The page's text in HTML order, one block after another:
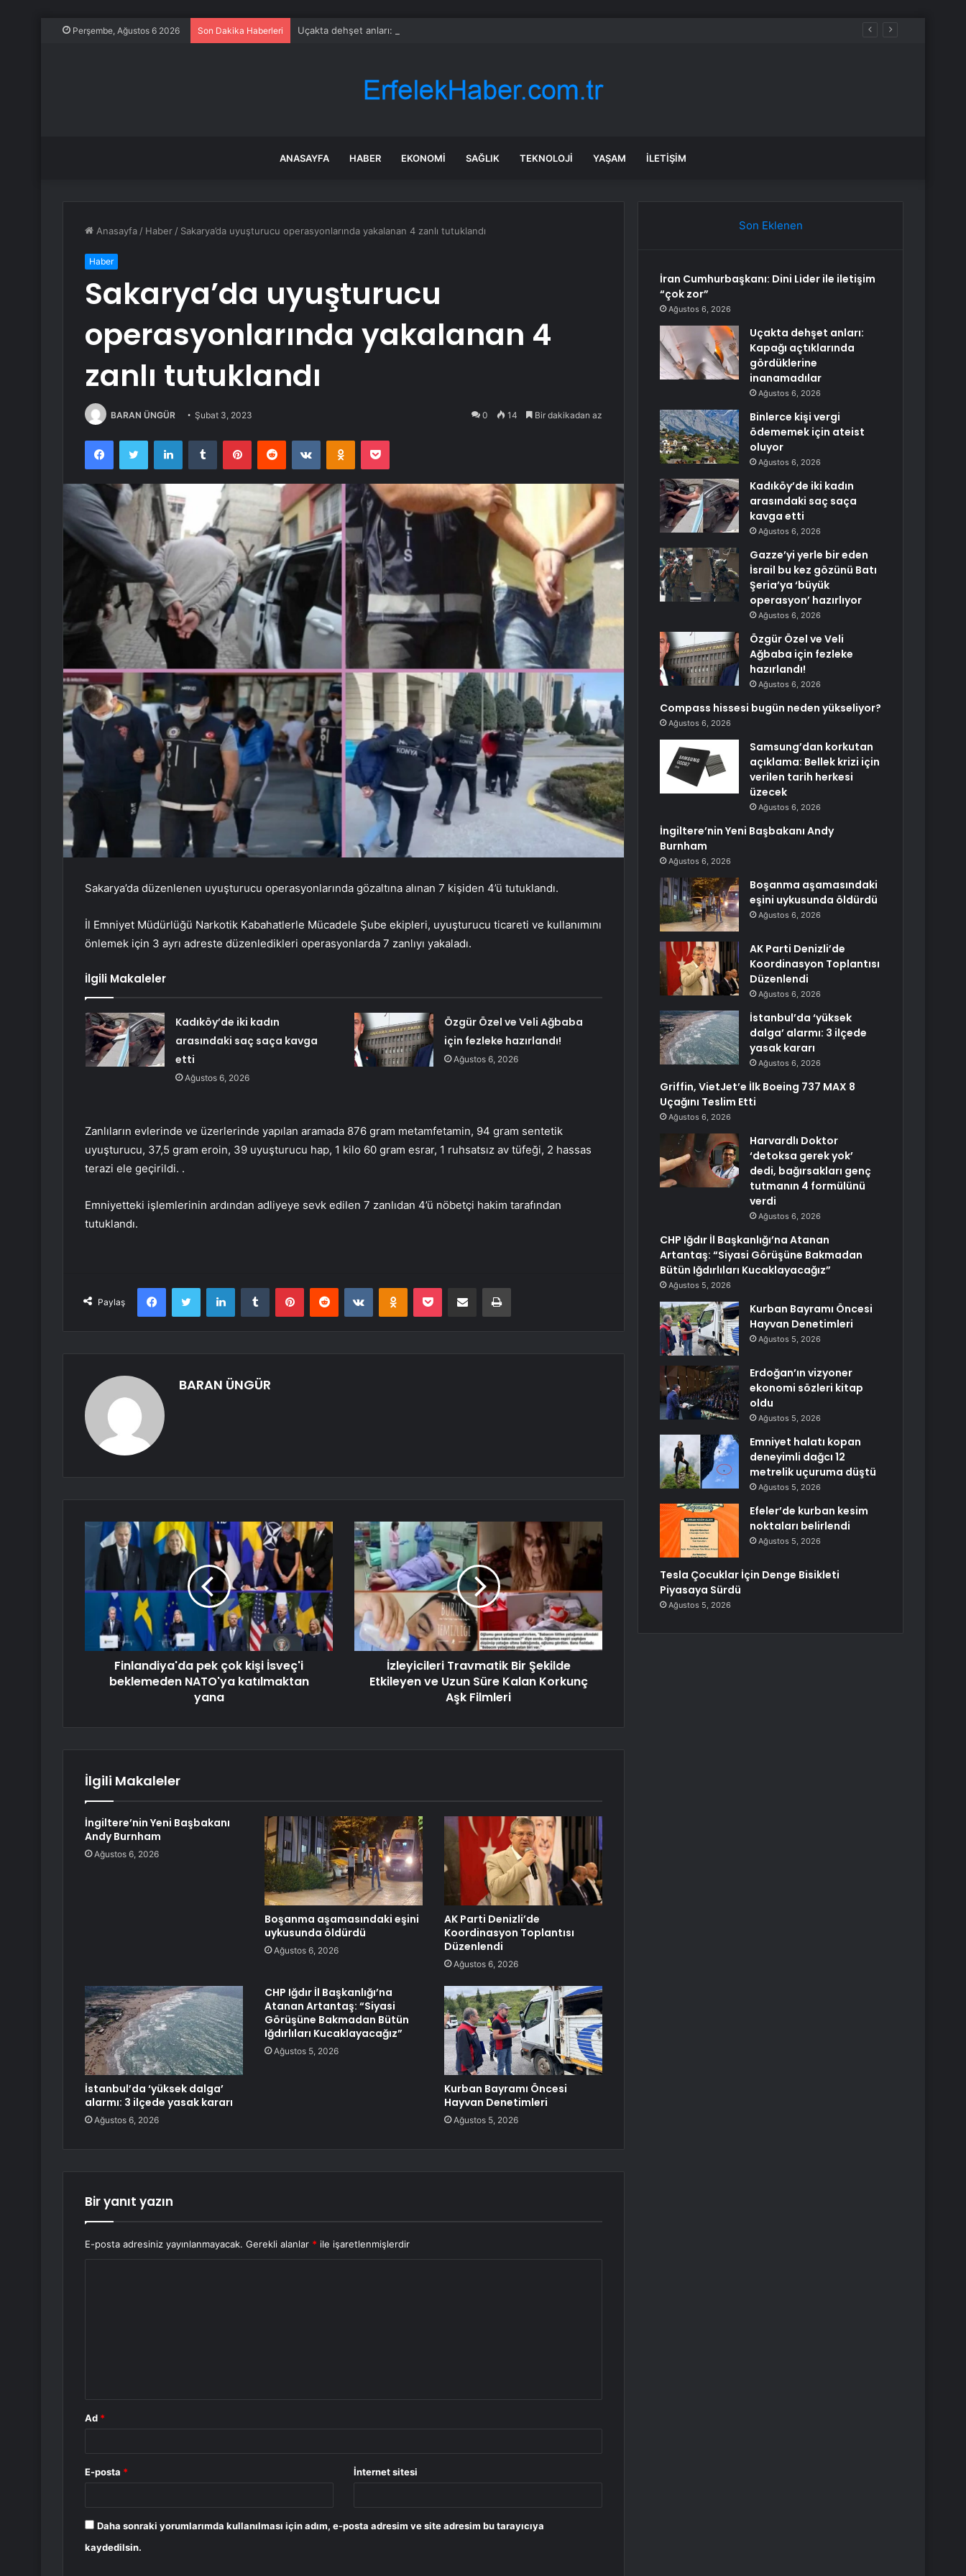
Perşembe, Ağustos 6 2026 Son Dakika Haberleri Uçakta dehşet anları: Kapağı açtıklarında gördüklerine inanamadılar
ANASAYFA HABER EKONOMI SAĞLIK TEKNOLOJI YAŞAM İLETIŞIM
Anasayfa / Haber / Sakarya’da uyuşturucu operasyonlarında yakalanan 4 zanlı tutuklandı
Haber
Sakarya’da uyuşturucu
operasyonlarında yakalanan 4
zanlı tutuklandı
BARAN ÜNGÜR Şubat 3, 2023 0 14 Bir dakikadan az
FacebookTwitter LinkedInTumblr PinterestReddit VKontakteOdnoklassniki
Pocket
Sakarya’da düzenlenen uyuşturucu operasyonlarında gözaltına alınan 7 kişiden 4’ü tutuklandı.
İl Emniyet Müdürlüğü Narkotik Kabahatlerle Mücadele Şube ekipleri, uyuşturucu ticareti ve kullanımını
önlemek için 3 ayrı adreste düzenledikleri operasyonlarda 7 zanlıyı yakaladı.
İlgili Makaleler
Kadıköy’de iki kadın
arasındaki saç saça kavga
etti
Ağustos 6, 2026
Özgür Özel ve Veli Ağbaba
için fezleke hazırlandı!
Ağustos 6, 2026
Zanlıların evlerinde ve üzerlerinde yapılan aramada 876 gram metamfetamin, 94 gram sentetik
uyuşturucu, 37,5 gram eroin, 39 uyuşturucu hap, 1 kilo 60 gram esrar, 1 ruhsatsız av tüfeği, 2 hassas
terazi ele geçirildi. .
Emniyetteki işlemlerinin ardından adliyeye sevk edilen 7 zanlıdan 4’ü nöbetçi hakim tarafından
tutuklandı.
Paylaş
FacebookTwitter LinkedInTumblr PinterestReddit VKontakteOdnoklassniki
Pocket E-Posta ile paylaş Yazdır
BARAN ÜNGÜR
Finlandiya'da pek çok kişi İsveç'i
beklemeden NATO'ya katılmaktan
yana
İzleyicileri Travmatik Bir Şekilde
Etkileyen ve Uzun Süre Kalan Korkunç
Aşk Filmleri
İlgili Makaleler
İngiltere’nin Yeni Başbakanı
Andy Burnham
Ağustos 6, 2026
Boşanma aşamasındaki eşini
uykusunda öldürdü
Ağustos 6, 2026
AK Parti Denizli’de
Koordinasyon Toplantısı
Düzenlendi
Ağustos 6, 2026
İstanbul’da ‘yüksek dalga’
alarmı: 3 ilçede yasak kararı
Ağustos 6, 2026
CHP Iğdır İl Başkanlığı’na
Atanan Artantaş: “Siyasi
Görüşüne Bakmadan Bütün
Iğdırlıları Kucaklayacağız”
Ağustos 5, 2026
Kurban Bayramı Öncesi
Hayvan Denetimleri
Ağustos 5, 2026
Bir yanıt yazın
E-posta adresiniz yayınlanmayacak. Gerekli alanlar * ile işaretlenmişlerdir
Ad *
E-posta * İnternet sitesi
Daha sonraki yorumlarımda kullanılması için adım, e-posta adresim ve site adresim bu tarayıcıya
kaydedilsin.
Son Eklenen
İran Cumhurbaşkanı: Dini Lider ile iletişim
“çok zor”
Ağustos 6, 2026
Uçakta dehşet anları:
Kapağı açtıklarında
gördüklerine
inanamadılar
Ağustos 6, 2026
Binlerce kişi vergi
ödememek için ateist
oluyor
Ağustos 6, 2026
Kadıköy’de iki kadın
arasındaki saç saça
kavga etti
Ağustos 6, 2026
Gazze’yi yerle bir eden
İsrail bu kez gözünü Batı
Şeria’ya ‘büyük
operasyon’ hazırlıyor
Ağustos 6, 2026
Özgür Özel ve Veli
Ağbaba için fezleke
hazırlandı!
Ağustos 6, 2026
Compass hissesi bugün neden yükseliyor?
Ağustos 6, 2026
Samsung’dan korkutan
açıklama: Bellek krizi için
verilen tarih herkesi
üzecek
Ağustos 6, 2026
İngiltere’nin Yeni Başbakanı Andy
Burnham
Ağustos 6, 2026
Boşanma aşamasındaki
eşini uykusunda öldürdü
Ağustos 6, 2026
AK Parti Denizli’de
Koordinasyon Toplantısı
Düzenlendi
Ağustos 6, 2026
İstanbul’da ‘yüksek
dalga’ alarmı: 3 ilçede
yasak kararı
Ağustos 6, 2026
Griffin, VietJet’e İlk Boeing 737 MAX 8
Uçağını Teslim Etti
Ağustos 6, 2026
Harvardlı Doktor
‘detoksa gerek yok’
dedi, bağırsakları genç
tutmanın 4 formülünü
verdi
Ağustos 6, 2026
CHP Iğdır İl Başkanlığı’na Atanan
Artantaş: “Siyasi Görüşüne Bakmadan
Bütün Iğdırlıları Kucaklayacağız”
Ağustos 5, 2026
Kurban Bayramı Öncesi
Hayvan Denetimleri
Ağustos 5, 2026
Erdoğan’ın vizyoner
ekonomi sözleri kitap
oldu
Ağustos 5, 2026
Emniyet halatı kopan
deneyimli dağcı 12
metrelik uçuruma düştü
Ağustos 5, 2026
Efeler’de kurban kesim
noktaları belirlendi
Ağustos 5, 2026
Tesla Çocuklar İçin Denge Bisikleti
Piyasaya Sürdü
Ağustos 5, 2026